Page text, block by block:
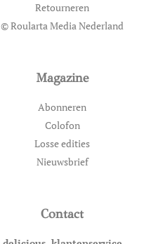
Retourneren
© Roularta Media Nederland
Magazine
Abonneren
Colofon
Losse edities
Nieuwsbrief
Contact